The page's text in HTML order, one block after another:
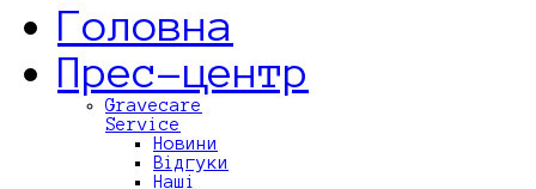
Головна
Прес-центр
Gravecare
Service
Новини
Відгуки
Наші